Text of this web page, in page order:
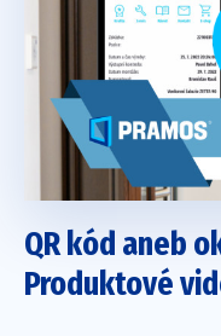
QR kód aneb
Produktové